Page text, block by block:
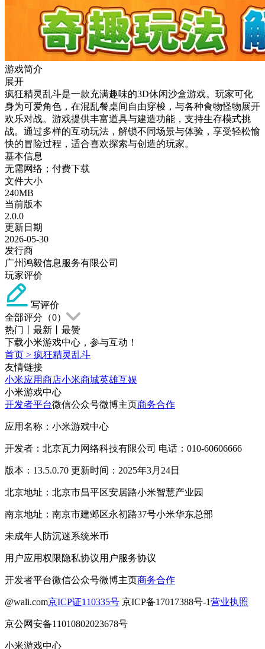
游戏简介
展开
疯狂精灵乱斗是一款充满趣味的3D休闲沙盒游戏。玩家可化
身为可爱角色，在混乱餐桌间自由穿梭，与各种食物怪物展开
欢乐对战。游戏提供丰富道具与建造功能，支持生存模式挑
战。通过多样的互动玩法，解锁不同场景与体验，享受轻松愉
快的冒险过程，适合喜欢探索与创造的玩家。
基本信息
无需网络；付费下载
文件大小
240MB
当前版本
2.0.0
更新日期
2026-05-30
发行商
广州鸿毅信息服务有限公司
玩家评价
写评价
全部评分（0）
热门
最新
最赞
下载小米游戏中心，参与互动！
首页 > 疯狂精灵乱斗
友情链接
小米应用商店小米商城英雄互娱
小米游戏中心
开发者平台微信公众号微博主页商务合作
应用名称：小米游戏中心
开发者：北京瓦力网络科技有限公司 电话：010-60606666
版本：13.5.0.70 更新时间：2025年3月24日
北京地址：北京市昌平区安居路小米智慧产业园
南京地址：南京市建邺区永初路37号小米华东总部
未成年人防沉迷系统米币
用户应用权限隐私协议用户服务协议
开发者平台微信公众号微博主页商务合作
@wali.com京ICP证110335号 京ICP备17017388号-1营业执照
京公网安备11010802023678号
小米游戏中心